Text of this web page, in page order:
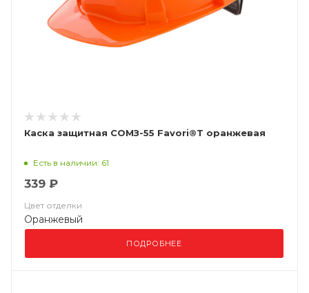
Каска защитная СОМЗ-55 Favori®T оранжевая
Есть в наличии: 61
339 ₽
Цвет отделки
Оранжевый
ПОДРОБНЕЕ